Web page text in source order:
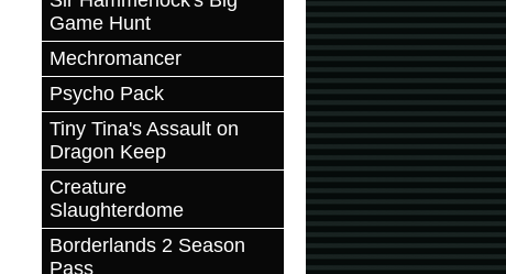
Game Hunt
Mechromancer
Psycho Pack
Tiny Tina's Assault on
Dragon Keep
Creature
Slaughterdome
Borderlands 2 Season
Pass